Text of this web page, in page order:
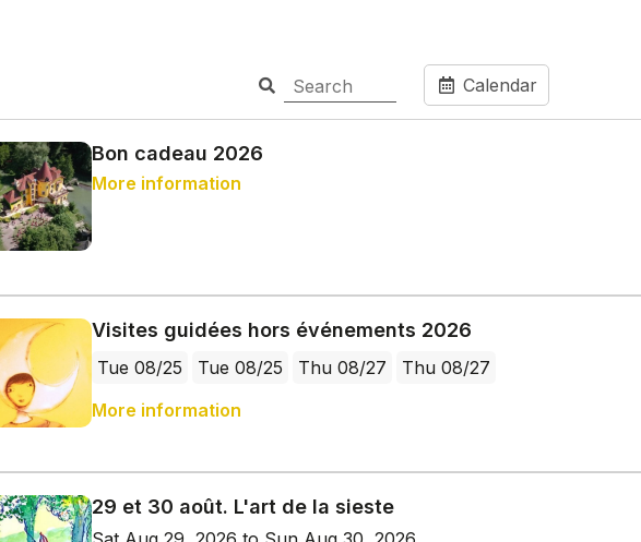
Calendar
Bon cadeau 2026
More information
Visites guidées hors événements 2026
Tue 08/25 Tue 08/25 Thu 08/27
Thu 08/27
More information
29 et 30 août. L'art de la sieste